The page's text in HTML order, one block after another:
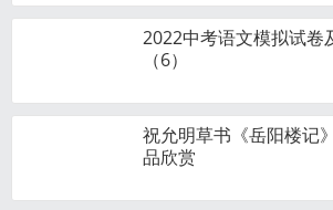
2022中考语文模拟试卷
（6）
祝允明草书《岳阳楼记
品欣赏